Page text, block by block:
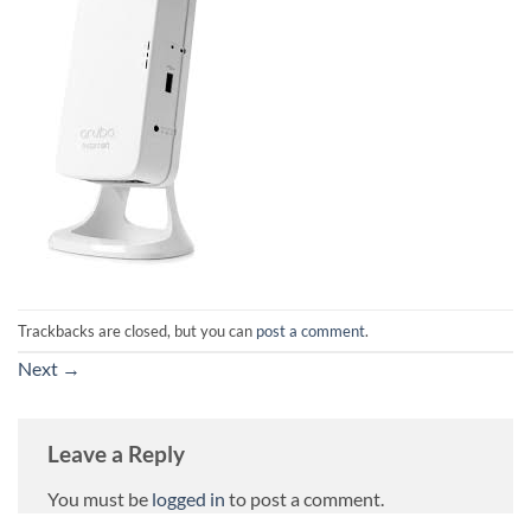
Trackbacks are closed, but you can post a comment.
Next →
Leave a Reply
You must be logged in to post a comment.